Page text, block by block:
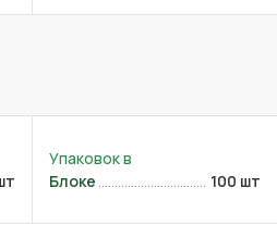
Блоке 100 шт